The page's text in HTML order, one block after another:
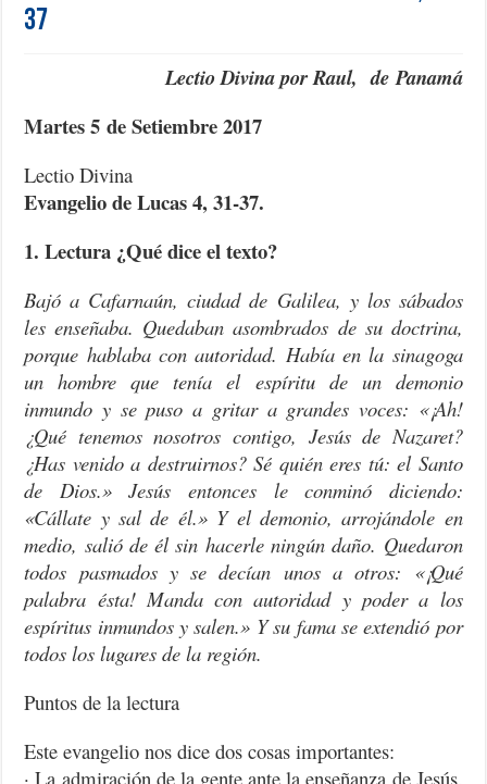
37
Lectio Divina por Raul, de Panamá
Martes 5 de Setiembre 2017
Lectio Divina
Evangelio de Lucas 4, 31-37.
1. Lectura ¿Qué dice el texto?
Bajó a Cafarnaún, ciudad de Galilea, y los sábados
les enseñaba. Quedaban asombrados de su doctrina,
porque hablaba con autoridad. Había en la sinagoga
un hombre que tenía el espíritu de un demonio
inmundo y se puso a gritar a grandes voces: «¡Ah!
¿Qué tenemos nosotros contigo, Jesús de Nazaret?
¿Has venido a destruirnos? Sé quién eres tú: el Santo
de Dios.» Jesús entonces le conminó diciendo:
«Cállate y sal de él.» Y el demonio, arrojándole en
medio, salió de él sin hacerle ningún daño. Quedaron
todos pasmados y se decían unos a otros: «¡Qué
palabra ésta! Manda con autoridad y poder a los
espíritus inmundos y salen.» Y su fama se extendió por
todos los lugares de la región.
Puntos de la lectura
Este evangelio nos dice dos cosas importantes:
· La admiración de la gente ante la enseñanza de Jesús,